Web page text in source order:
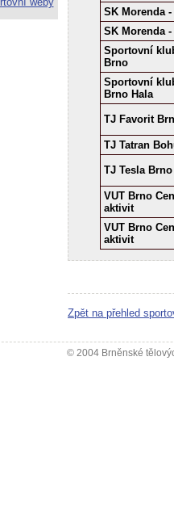
SK Morenda
SK Morenda
Sportovní
Brno
Sportovní
Brno Hala
TJ Favorit
TJ Tatran
TJ Tesla
VUT Brno
aktivit
VUT Brno
aktivit
Zpět na přehled
© 2004 Brněnské